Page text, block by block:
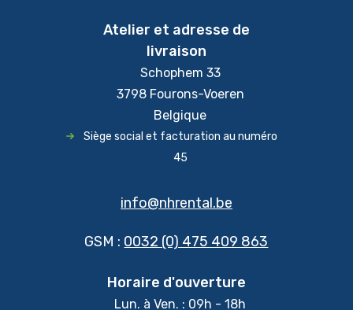
Atelier et adresse de
livraison
Schophem 33
3798 Fourons-Voeren
Belgique
Siège social et facturation au numéro
45
info@nhrental.be
GSM : 0032 (0) 475 409 863
Horaire d'ouverture
Lun. à Ven. : 09h - 18h